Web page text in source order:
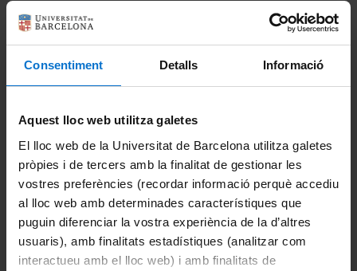
Consentiment Detalls Informació
Aquest lloc web utilitza galetes
El lloc web de la Universitat de Barcelona utilitza galetes
pròpies i de tercers amb la finalitat de gestionar les
vostres preferències (recordar informació perquè accediu
al lloc web amb determinades característiques que
puguin diferenciar la vostra experiència de la d’altres
usuaris), amb finalitats estadístiques (analitzar com
interactueu amb el lloc web) i amb finalitats de
Comparteix-ho:
Imprimeix
Biomedicina
Ciències Clíniques
Ciències Fisiològiques
Cirurgia i Especialitats Medicoquirúrgiques